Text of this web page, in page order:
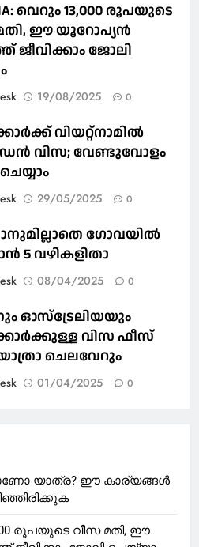
വെറും 13,000 രൂപയുടെ
ഈ യൂറോപ്യന്‍
ജീവിക്കാം ജോലി
19/08/2025 0
വിയറ്റ്‌നാമില്‍
വിസ; വേണ്ടുവോളം
29/05/2025 0
ഗോവയില്‍
5 വഴികളിതാ
08/04/2025 0
ഓസ്‌ട്രേലിയയും
വിസ ഫീസ്
യാത്രാ ചെലവേറും
01/04/2025 0
യാത്ര? ഈ കാര്യങ്ങള്‍
രൂപയുടെ വീസ മതി, ഈ